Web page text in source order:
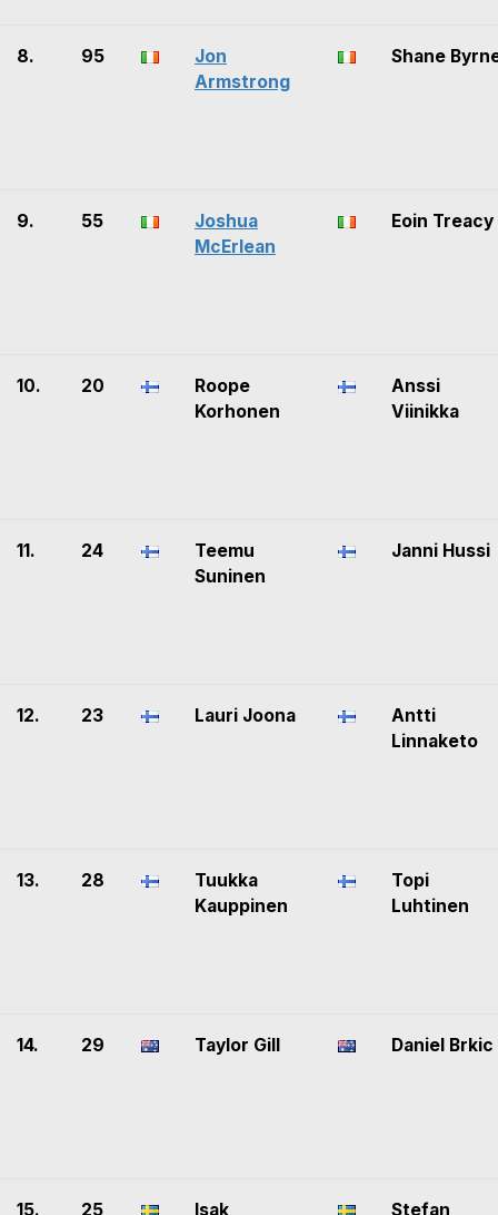
8. 95
Jon
Armstrong
Shane
9. 55
Joshua
McErlean
Eoin Treacy
10. 20
Roope
Korhonen
Anssi
Viinikka
11. 24
Teemu
Suninen
Janni Hussi
12. 23 Lauri Joona
Antti
Linnaketo
13. 28
Tuukka
Kauppinen
Topi
Luhtinen
14. 29 Taylor Gill Daniel Brkic
15. 25
Isak
Stefan